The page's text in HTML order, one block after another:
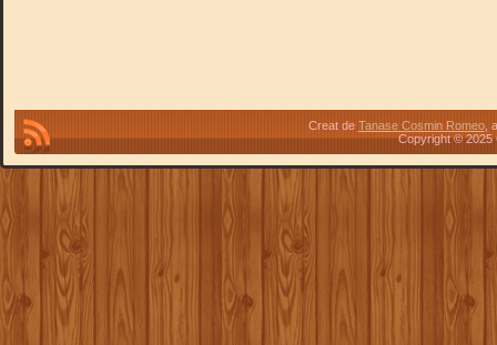
Creat de Tanase Cosmin Romeo,
Copyright © 2025